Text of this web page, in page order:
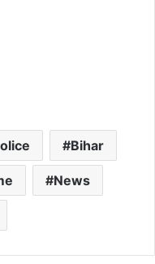
Bihar
News